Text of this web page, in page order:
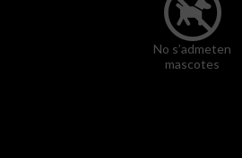
No s’admeten
mascotes